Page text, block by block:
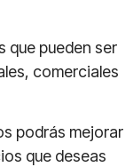
que pueden ser
comerciales
podrás mejorar
que deseas